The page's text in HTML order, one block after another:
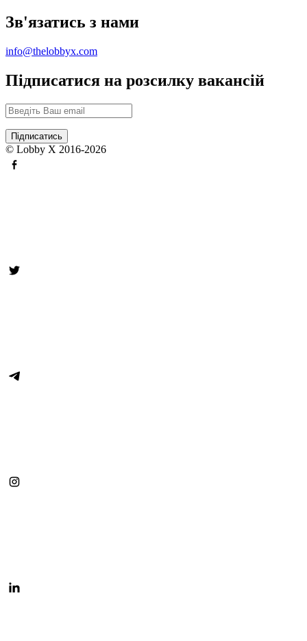
Зв'язатись з нами
info@thelobbyx.com
Підписатися на розсилку вакансій
© Lobby X 2016-2026